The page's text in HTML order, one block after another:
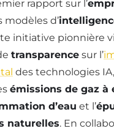
rapport sur l’
modèles d’
initiative pionnière
transparence sur l’
des technologies
émissions de gaz à
d’eau et l’
naturelles. En